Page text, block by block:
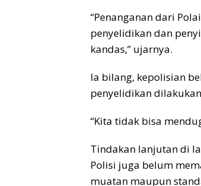
“Penanganan dari
penyelidikan dan
kandas,” ujarnya.
Ia bilang, kepolisian
penyelidikan
“Kita tidak bisa
Tindakan lanjutan di
Polisi juga belum
muatan maupun